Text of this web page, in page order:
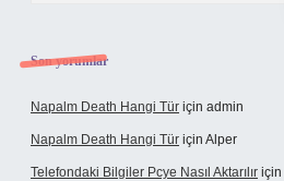
Son yorumlar
Napalm Death Hangi Tür için admin
Napalm Death Hangi Tür için Alper
Telefondaki Bilgiler Pcye Nasıl Aktarılır için